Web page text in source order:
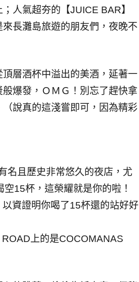
人氣超夯的【JUICE BAR】
長灘島旅遊的朋友們，夜晚不
層酒杯中溢出的美酒，延著一
爆發，ＯＭＧ！別忘了趕快拿
說真的這淺嘗即可，因為精彩
名且歷史非常悠久的夜店，尤
15杯，這榮耀就是你的啦！
資證明你喝了15杯還的站好好
上的是COCOMANAS